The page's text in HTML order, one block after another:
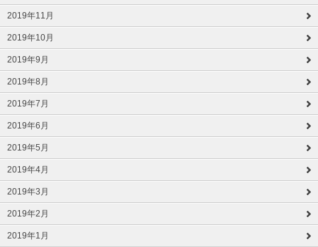
2019年11月
2019年10月
2019年9月
2019年8月
2019年7月
2019年6月
2019年5月
2019年4月
2019年3月
2019年2月
2019年1月